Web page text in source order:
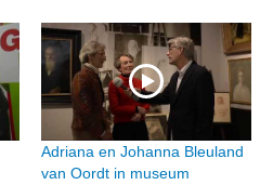
Adriana en Johanna Bleuland
van Oordt in museum